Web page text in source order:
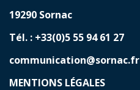
19290 Sornac
Tél. : +33(0)5 55 94 61 27
communication@sornac.fr
MENTIONS LÉGALES